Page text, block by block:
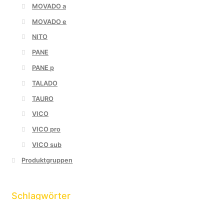
MOVADO a
MOVADO e
NITO
PANE
PANE p
TALADO
TAURO
VICO
VICO pro
VICO sub
Produktgruppen
Schlagwörter